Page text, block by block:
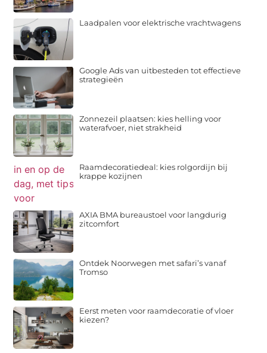
Laadpalen voor elektrische vrachtwagens
Google Ads van uitbesteden tot effectieve
strategieën
Zonnezeil plaatsen: kies helling voor
waterafvoer, niet strakheid
Raamdecoratiedeal: kies rolgordijn bij
krappe kozijnen
AXIA BMA bureaustoel voor langdurig
zitcomfort
Ontdek Noorwegen met safari’s vanaf
Tromso
Eerst meten voor raamdecoratie of vloer
kiezen?